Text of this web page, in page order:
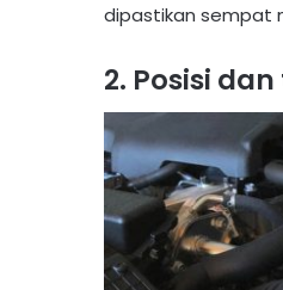
dipastikan sempat
2. Posisi